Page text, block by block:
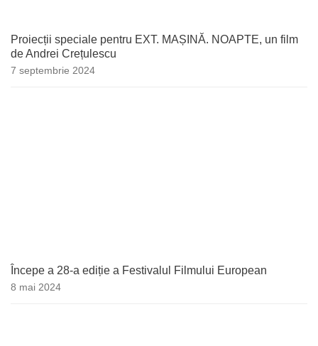
Proiecții speciale pentru EXT. MAȘINĂ. NOAPTE, un film
de Andrei Crețulescu
7 septembrie 2024
Începe a 28-a ediție a Festivalul Filmului European
8 mai 2024